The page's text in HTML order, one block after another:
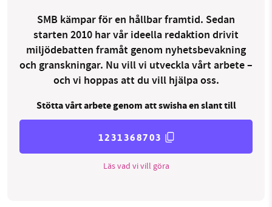
SMB kämpar för en hållbar framtid. Sedan
starten 2010 har vår ideella redaktion drivit
miljödebatten framåt genom nyhetsbevakning
och granskningar. Nu vill vi utveckla vårt arbete –
och vi hoppas att du vill hjälpa oss.
Stötta vårt arbete genom att swisha en slant till
1231368703
Läs vad vi vill göra